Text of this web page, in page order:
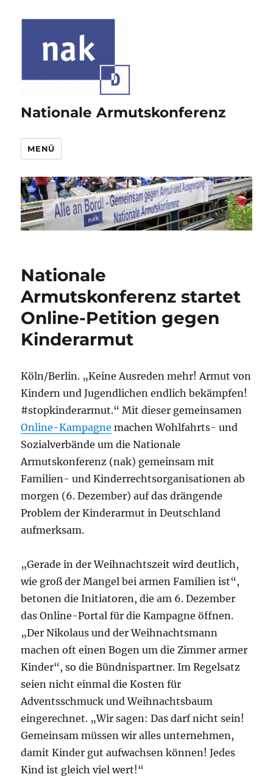
Nationale Armutskonferenz
MENÜ
Nationale
Armutskonferenz startet
Online-Petition gegen
Kinderarmut
Köln/Berlin. „Keine Ausreden mehr! Armut von
Kindern und Jugendlichen endlich bekämpfen!
#stopkinderarmut.“ Mit dieser gemeinsamen
Online-Kampagne machen Wohlfahrts- und
Sozialverbände um die Nationale
Armutskonferenz (nak) gemeinsam mit
Familien- und Kinderrechtsorganisationen ab
morgen (6. Dezember) auf das drängende
Problem der Kinderarmut in Deutschland
aufmerksam.
„Gerade in der Weihnachtszeit wird deutlich,
wie groß der Mangel bei armen Familien ist“,
betonen die Initiatoren, die am 6. Dezember
das Online-Portal für die Kampagne öffnen.
„Der Nikolaus und der Weihnachtsmann
machen oft einen Bogen um die Zimmer armer
Kinder“, so die Bündnispartner. Im Regelsatz
seien nicht einmal die Kosten für
Adventsschmuck und Weihnachtsbaum
eingerechnet. „Wir sagen: Das darf nicht sein!
Gemeinsam müssen wir alles unternehmen,
damit Kinder gut aufwachsen können! Jedes
Kind ist gleich viel wert!“